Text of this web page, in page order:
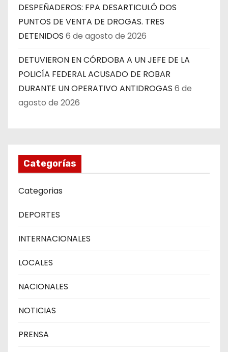
DESPEÑADEROS: FPA DESARTICULÓ DOS
PUNTOS DE VENTA DE DROGAS. TRES
DETENIDOS 6 de agosto de 2026
DETUVIERON EN CÓRDOBA A UN JEFE DE LA
POLICÍA FEDERAL ACUSADO DE ROBAR
DURANTE UN OPERATIVO ANTIDROGAS 6 de
agosto de 2026
Categorías
Categorias
DEPORTES
INTERNACIONALES
LOCALES
NACIONALES
NOTICIAS
PRENSA